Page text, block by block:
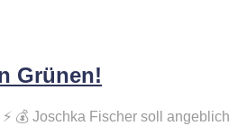
Grünen!
💰 Joschka Fischer soll angeblich